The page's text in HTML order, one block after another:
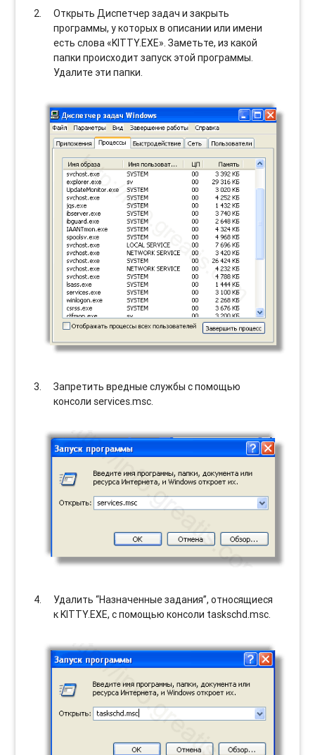
Открыть Диспетчер задач и закрыть
программы, у которых в описании или имени
есть слова «KITTY.EXE». Заметьте, из какой
папки происходит запуск этой программы.
Удалите эти папки.
Запретить вредные службы с помощью
консоли services.msc.
Удалить “Назначенные задания”, относящиеся
к KITTY.EXE, с помощью консоли taskschd.msc.